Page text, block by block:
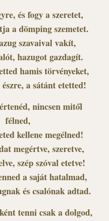
és fogy a szeretet,
a dömping szemetet.
szavaival vakít,
hazugot gazdagít.
hamis törvényeket,
észre, a sátánt etetted!
nincsen mitől
félned,
kellene megélned!
megértve, szeretve,
szép szóval etetve!
a saját hatalmad,
és csalónak adtad.
tenni csak a dolgod,